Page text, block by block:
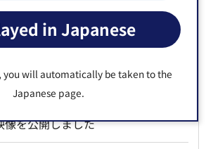
像を公開しました
像を公開しました
例会の本会議録を掲載しました
像を公開しました